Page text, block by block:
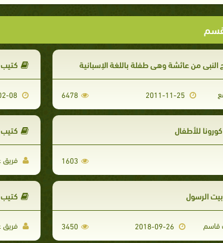
النبي من عائشة وهي طفلة باللغة الإسبانية
6478
كتيب
2015-02-08
للأطفال
1603
كتيب
فريق
الرسول
قاسم 3450
كتيب
فريق